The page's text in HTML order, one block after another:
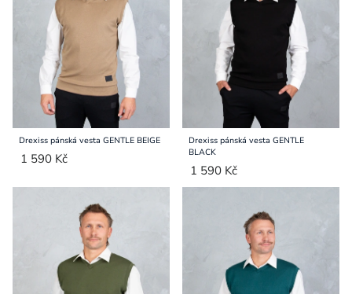
Přihlášení
Drexiss pánská vesta GENTLE BEIGE
1 590 Kč
Drexiss pánská vesta GENTLE
BLACK
1 590 Kč